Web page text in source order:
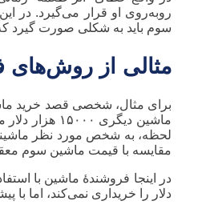
روبه‌روی او قرار می‌گیرد. در
سوم باید به شکلی صورت گیرد
مثالی از روش‌های
ماشین
مقایسه با قیمت ماشین سوم
دلار را خریداری نمی‌کند، اما با